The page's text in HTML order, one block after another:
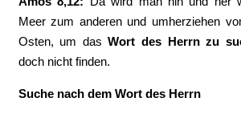
Meer zum anderen und umherziehen
Osten, um dasWort des Herrn zu
doch nicht finden.
Suche nach dem Wort des Herrn